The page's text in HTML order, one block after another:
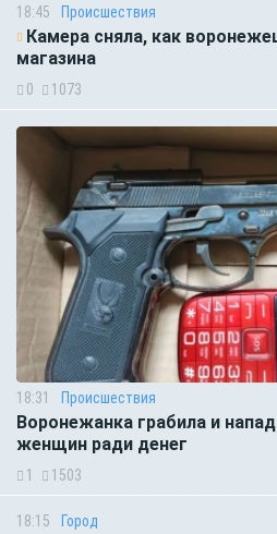
18:45 Происшествия
Камера сняла, как
магазина
0 1073
18:31 Происшествия
Воронежанка грабила и
женщин ради денег
1 1503
18:15 Город